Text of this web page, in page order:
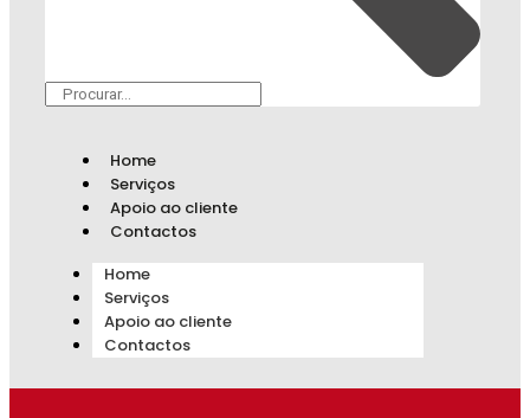
Home
Serviços
Apoio ao cliente
Contactos
Home
Serviços
Apoio ao cliente
Contactos